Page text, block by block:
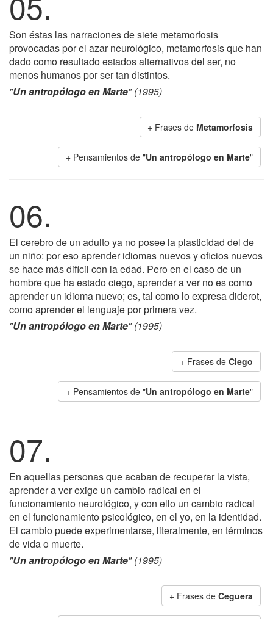
Son éstas las narraciones de siete metamorfosis
provocadas por el azar neurológico, metamorfosis que han
dado como resultado estados alternativos del ser, no
menos humanos por ser tan distintos.
"Un antropólogo en Marte" (1995)
+ Frases de Metamorfosis
+ Pensamientos de "Un antropólogo en Marte"
06.
El cerebro de un adulto ya no posee la plasticidad del de
un niño: por eso aprender idiomas nuevos y oficios nuevos
se hace más difícil con la edad. Pero en el caso de un
hombre que ha estado ciego, aprender a ver no es como
aprender un idioma nuevo; es, tal como lo expresa diderot,
como aprender el lenguaje por primera vez.
"Un antropólogo en Marte" (1995)
+ Frases de Ciego
+ Pensamientos de "Un antropólogo en Marte"
07.
En aquellas personas que acaban de recuperar la vista,
aprender a ver exige un cambio radical en el
funcionamiento neurológico, y con ello un cambio radical
en el funcionamiento psicológico, en el yo, en la identidad.
El cambio puede experimentarse, literalmente, en términos
de vida o muerte.
"Un antropólogo en Marte" (1995)
+ Frases de Ceguera